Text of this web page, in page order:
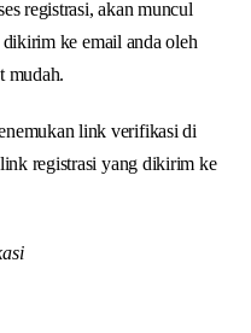
registrasi, akan muncul
ke email anda oleh
mudah.
link verifikasi di
registrasi yang dikirim ke